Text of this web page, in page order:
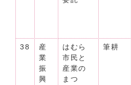
38
産
業
振
興
はむら
市民と
産業の
まつ
筆耕